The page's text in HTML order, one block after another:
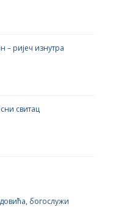
– ријеч изнутра
свитац
богослужи